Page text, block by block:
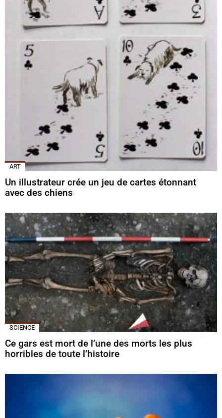
ART
Un illustrateur crée un jeu de cartes étonnant
avec des chiens
SCIENCE
Ce gars est mort de l’une des morts les plus
horribles de toute l’histoire